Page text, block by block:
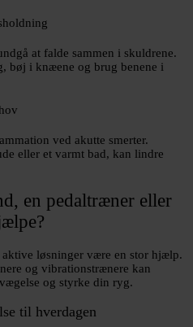
at falde sammen i skuldrene.
bøj i knæene og brug benene i
ved akutte smerter.
eller et varmt bad, kan lindre
en pedaltræner eller
løsninger være en stor hjælp.
og vibrationstrænere kan
og styrke din ryg.
til hverdagen